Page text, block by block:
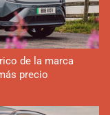
de la marca
precio